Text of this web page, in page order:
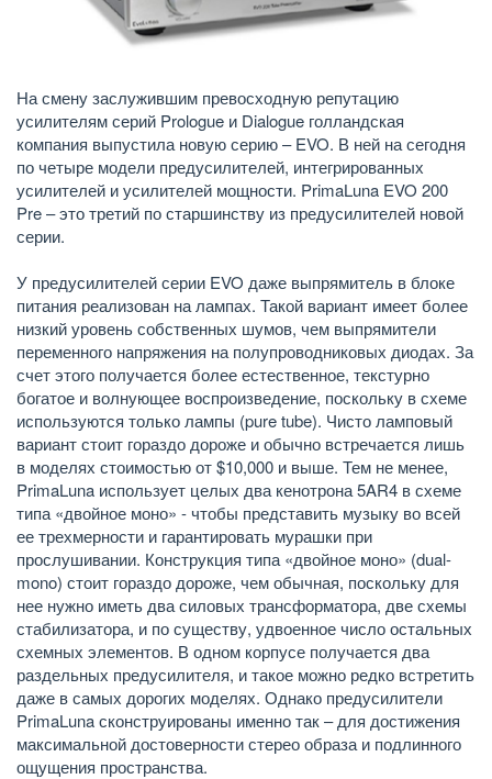
На смену заслужившим превосходную репутацию
усилителям серий Prologue и Dialogue голландская
компания выпустила новую серию – EVO. В ней на сегодня
по четыре модели предусилителей, интегрированных
усилителей и усилителей мощности. PrimaLuna EVO 200
Pre – это третий по старшинству из предусилителей новой
серии.
У предусилителей серии EVO даже выпрямитель в блоке
питания реализован на лампах. Такой вариант имеет более
низкий уровень собственных шумов, чем выпрямители
переменного напряжения на полупроводниковых диодах. За
счет этого получается более естественное, текстурно
богатое и волнующее воспроизведение, поскольку в схеме
используются только лампы (pure tube). Чисто ламповый
вариант стоит гораздо дороже и обычно встречается лишь
в моделях стоимостью от $10,000 и выше. Тем не менее,
PrimaLuna использует целых два кенотрона 5AR4 в схеме
типа «двойное моно» - чтобы представить музыку во всей
ее трехмерности и гарантировать мурашки при
прослушивании. Конструкция типа «двойное моно» (dual-
mono) стоит гораздо дороже, чем обычная, поскольку для
нее нужно иметь два силовых трансформатора, две схемы
стабилизатора, и по существу, удвоенное число остальных
схемных элементов. В одном корпусе получается два
раздельных предусилителя, и такое можно редко встретить
даже в самых дорогих моделях. Однако предусилители
PrimaLuna сконструированы именно так – для достижения
максимальной достоверности стерео образа и подлинного
ощущения пространства.